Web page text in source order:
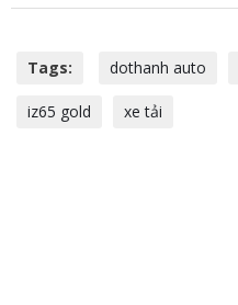
Tags: dothanh auto
iz65 gold xe tải